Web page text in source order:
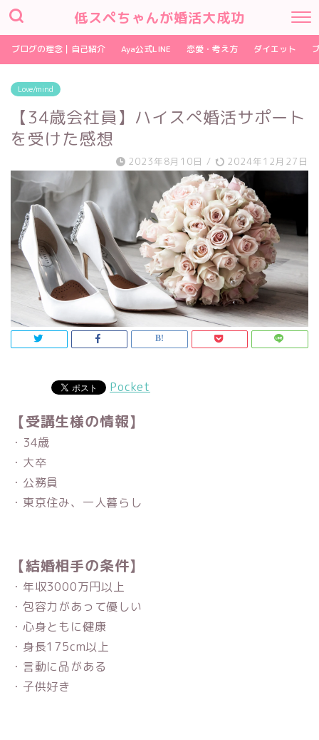
低スペちゃんが婚活大成功
ブログの理念｜自己紹介 Aya公式LINE 恋愛・考え方 ダイエット
Love/mind
【34歳会社員】ハイスぺ婚活サポート
を受けた感想
2023年8月10日 / 2024年12月27日
Pocket
【受講生様の情報】
・34歳
・大卒
・公務員
・東京住み、一人暮らし
【結婚相手の条件】
・年収3000万円以上
・包容力があって優しい
・心身ともに健康
・身長175cm以上
・言動に品がある
・子供好き